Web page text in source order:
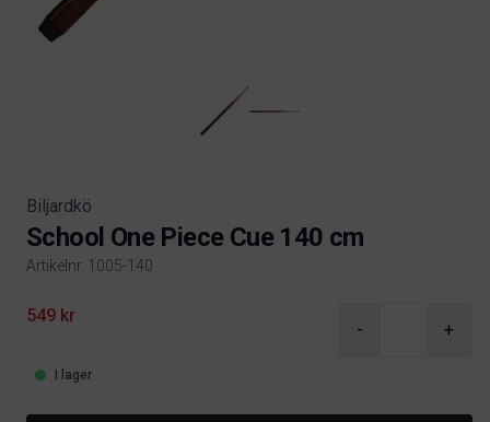
Biljardkö
School One Piece Cue 140 cm
Artikelnr. 1005-140
Product information
549 kr
- +
I lager